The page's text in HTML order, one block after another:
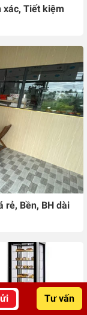
xác, Tiết kiệm
rẻ, Bền, BH dài
Tư vấn